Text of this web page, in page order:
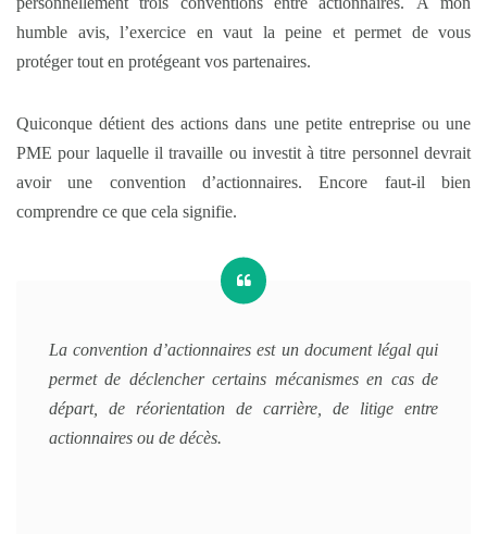
humble avis, l’exercice en vaut la peine et permet de vous
protéger tout en protégeant vos partenaires.
Quiconque détient des actions dans une petite entreprise ou une
PME pour laquelle il travaille ou investit à titre personnel devrait
avoir une convention d’actionnaires. Encore faut-il bien
comprendre ce que cela signifie.
La convention d’actionnaires est un document légal qui
permet de déclencher certains mécanismes en cas de
départ, de réorientation de carrière, de litige entre
actionnaires ou de décès.